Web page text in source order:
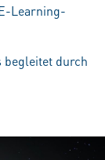
Learning-
begleitet durch